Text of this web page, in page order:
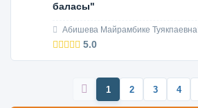
баласы"
Абишева Майрамбике Туякпаевна
5.0
1 2 3 4